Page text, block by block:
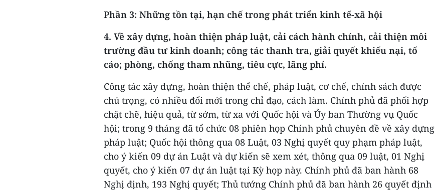
Phần 3: Những tồn tại, hạn chế trong phát triển kinh tế-xã hội
4. Về xây dựng, hoàn thiện pháp luật, cải cách hành chính, cải thiện môi
trường đầu tư kinh doanh; công tác thanh tra, giải quyết khiếu nại, tố
cáo; phòng, chống tham nhũng, tiêu cực, lãng phí.
Công tác xây dựng, hoàn thiện thể chế, pháp luật, cơ chế, chính sách được
chú trọng, có nhiều đổi mới trong chỉ đạo, cách làm. Chính phủ đã phối hợp
chặt chẽ, hiệu quả, từ sớm, từ xa với Quốc hội và Ủy ban Thường vụ Quốc
hội; trong 9 tháng đã tổ chức 08 phiên họp Chính phủ chuyên đề về xây dựng
pháp luật; Quốc hội thông qua 08 Luật, 03 Nghị quyết quy phạm pháp luật,
cho ý kiến 09 dự án Luật và dự kiến sẽ xem xét, thông qua 09 luật, 01 Nghị
quyết, cho ý kiến 07 dự án luật tại Kỳ họp này. Chính phủ đã ban hành 68
Nghị định, 193 Nghị quyết; Thủ tướng Chính phủ đã ban hành 26 quyết định